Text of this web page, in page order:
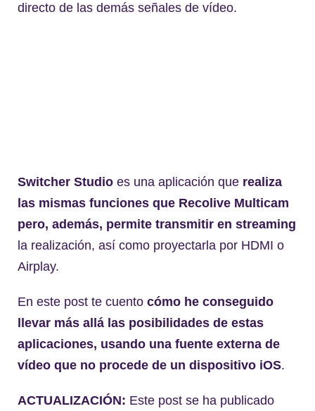
directo de las demás señales de vídeo.
Switcher Studio es una aplicación que realiza
las mismas funciones que Recolive Multicam
pero, además, permite transmitir en streaming
la realización, así como proyectarla por HDMI o
Airplay.
En este post te cuento cómo he conseguido
llevar más allá las posibilidades de estas
aplicaciones, usando una fuente externa de
vídeo que no procede de un dispositivo iOS.
ACTUALIZACIÓN: Este post se ha publicado